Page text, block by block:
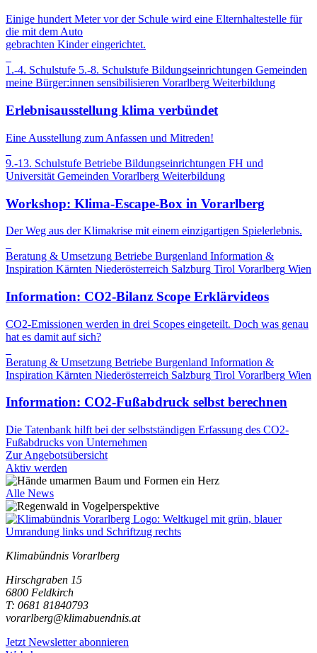
Einige hundert Meter vor der Schule wird eine Elternhaltestelle für
die mit dem Auto
gebrachten Kinder eingerichtet.
1.-4. Schulstufe 5.-8. Schulstufe Bildungseinrichtungen Gemeinden
meine Bürger:innen sensibilisieren Vorarlberg Weiterbildung
Erlebnisausstellung klima verbündet
Eine Ausstellung zum Anfassen und Mitreden!
9.-13. Schulstufe Betriebe Bildungseinrichtungen FH und
Universität Gemeinden Vorarlberg Weiterbildung
Workshop: Klima-Escape-Box in Vorarlberg
Der Weg aus der Klimakrise mit einem einzigartigen Spielerlebnis.
Beratung & Umsetzung Betriebe Burgenland Information &
Inspiration Kärnten Niederösterreich Salzburg Tirol Vorarlberg Wien
Information: CO2-Bilanz Scope Erklärvideos
CO2-Emissionen werden in drei Scopes eingeteilt. Doch was genau
hat es damit auf sich?
Beratung & Umsetzung Betriebe Burgenland Information &
Inspiration Kärnten Niederösterreich Salzburg Tirol Vorarlberg Wien
Information: CO2-Fußabdruck selbst berechnen
Die Tatenbank hilft bei der selbstständigen Erfassung des CO2-
Fußabdrucks von Unternehmen
Zur Angebotsübersicht
Aktiv werden
Alle News
Klimabündnis Vorarlberg
Hirschgraben 15
6800 Feldkirch
T: 0681 81840793
vorarlberg@klimabuendnis.at
Jetzt Newsletter abonnieren